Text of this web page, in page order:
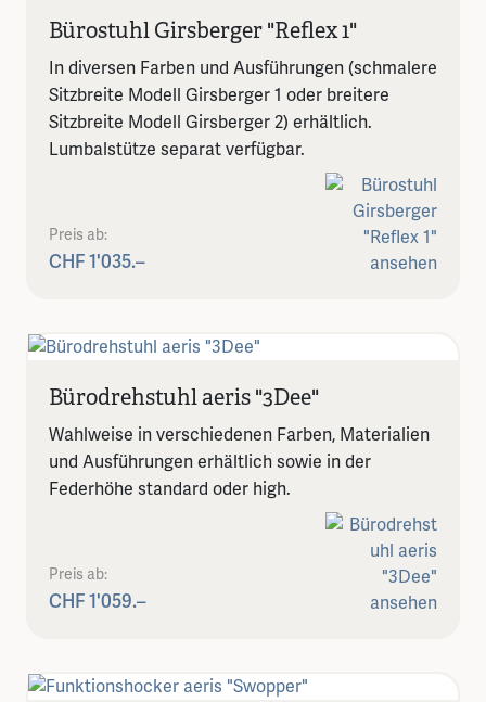
Bürostuhl Girsberger "Reflex 1"
In diversen Farben und Ausführungen (schmalere
Sitzbreite Modell Girsberger 1 oder breitere
Sitzbreite Modell Girsberger 2) erhältlich.
Lumbalstütze separat verfügbar.
Preis ab:
CHF 1'035.–
Bürodrehstuhl aeris "3Dee"
Wahlweise in verschiedenen Farben, Materialien
und Ausführungen erhältlich sowie in der
Federhöhe standard oder high.
Preis ab:
CHF 1'059.–